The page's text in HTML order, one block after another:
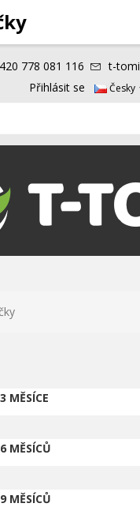
778 081 116
t-
Přihlásit se
Česky
MĚSÍCE
MĚSÍCŮ
MĚSÍCŮ